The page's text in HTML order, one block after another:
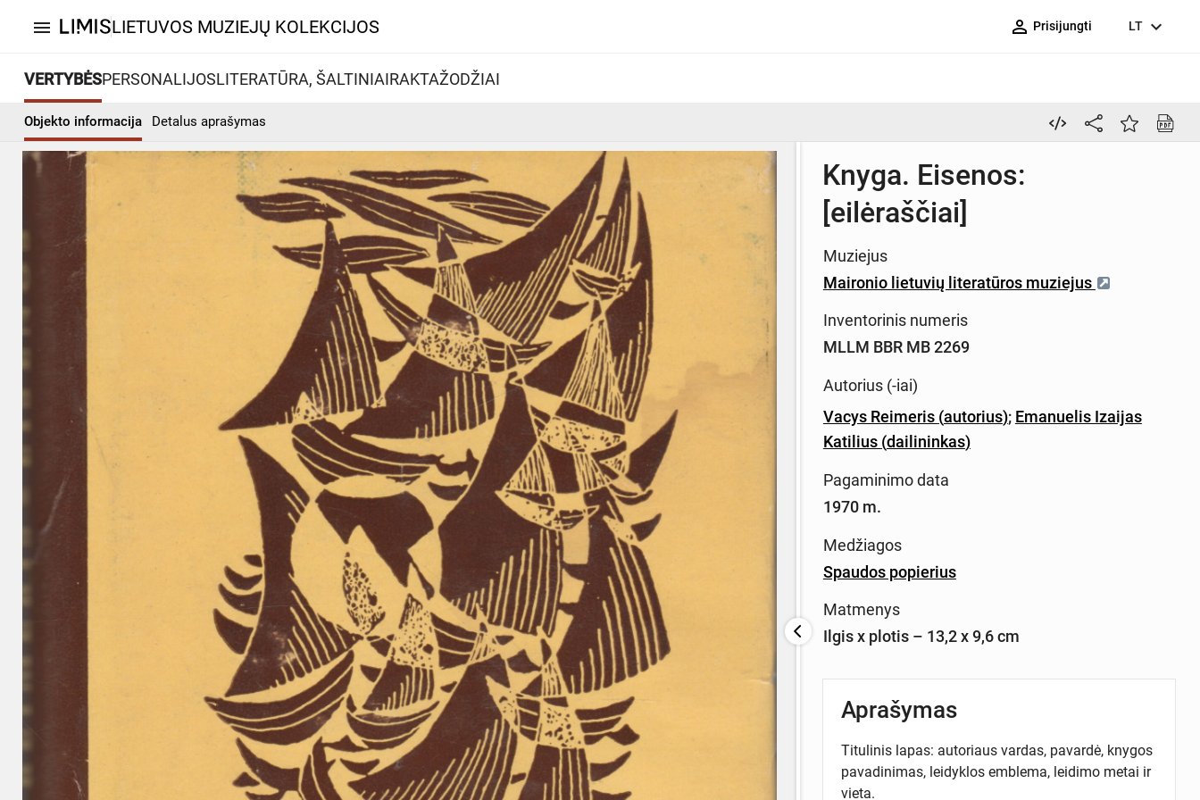
menu LIETUVOS MUZIEJŲ KOLEKCIJOS person_outline Prisijungti LT expand_more
VERTYBĖSPERSONALIJOSLITERATŪRA, ŠALTINIAIRAKTAŽODŽIAI
Objekto informacija Detalus aprašymas
Knyga. Eisenos:
[eilėraščiai]
Muziejus
Maironio lietuvių literatūros muziejus
Inventorinis numeris
MLLM BBR MB 2269
Autorius (-iai)
Vacys Reimeris (autorius); Emanuelis Izaijas
Katilius (dailininkas)
Pagaminimo data
1970 m.
Medžiagos
Spaudos popierius
Matmenys
Ilgis x plotis – 13,2 x 9,6 cm
Aprašymas
Titulinis lapas: autoriaus vardas, pavardė, knygos
pavadinimas, leidyklos emblema, leidimo metai ir
vieta.